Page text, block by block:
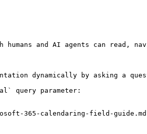
and AI agents can read,
dynamically by asking a
query parameter:
365-calendaring-field-